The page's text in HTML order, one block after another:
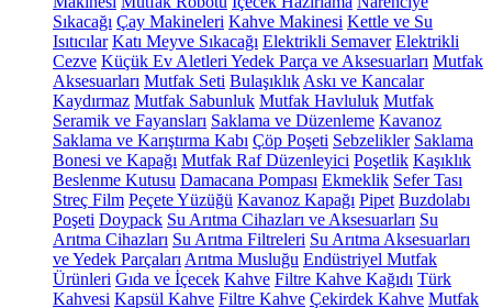
Sıkacağı Çay Makineleri Kahve Makinesi Kettle ve Su
Isıtıcılar Katı Meyve Sıkacağı Elektrikli Semaver Elektrikli
Cezve Küçük Ev Aletleri Yedek Parça ve Aksesuarları Mutfak
Aksesuarları Mutfak Seti Bulaşıklık Askı ve Kancalar
Kaydırmaz Mutfak Sabunluk Mutfak Havluluk Mutfak
Seramik ve Fayansları Saklama ve Düzenleme Kavanoz
Saklama ve Karıştırma Kabı Çöp Poşeti Sebzelikler Saklama
Bonesi ve Kapağı Mutfak Raf Düzenleyici Poşetlik Kaşıklık
Beslenme Kutusu Damacana Pompası Ekmeklik Sefer Tası
Streç Film Peçete Yüzüğü Kavanoz Kapağı Pipet Buzdolabı
Poşeti Doypack Su Arıtma Cihazları ve Aksesuarları Su
Arıtma Cihazları Su Arıtma Filtreleri Su Arıtma Aksesuarları
ve Yedek Parçaları Arıtma Musluğu Endüstriyel Mutfak
Ürünleri Gıda ve İçecek Kahve Filtre Kahve Kağıdı Türk
Kahvesi Kapsül Kahve Filtre Kahve Çekirdek Kahve Mutfak